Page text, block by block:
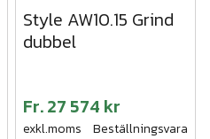
Style AW10.15 Grind
dubbel
Fr.27 574 kr
exkl.moms Beställningsvara